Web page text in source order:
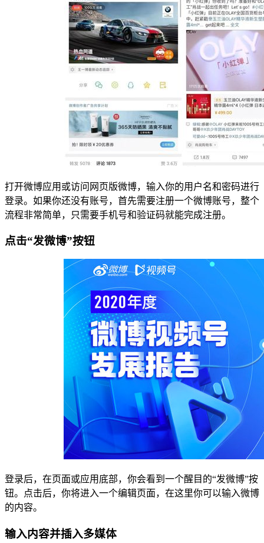
打开微博应用或访问网页版微博，输入你的用户名和密码进行
登录。如果你还没有账号，首先需要注册一个微博账号，整个
流程非常简单，只需要手机号和验证码就能完成注册。
点击“发微博”按钮
登录后，在页面或应用底部，你会看到一个醒目的“发微博”按
钮。点击后，你将进入一个编辑页面，在这里你可以输入微博
的内容。
输入内容并插入多媒体